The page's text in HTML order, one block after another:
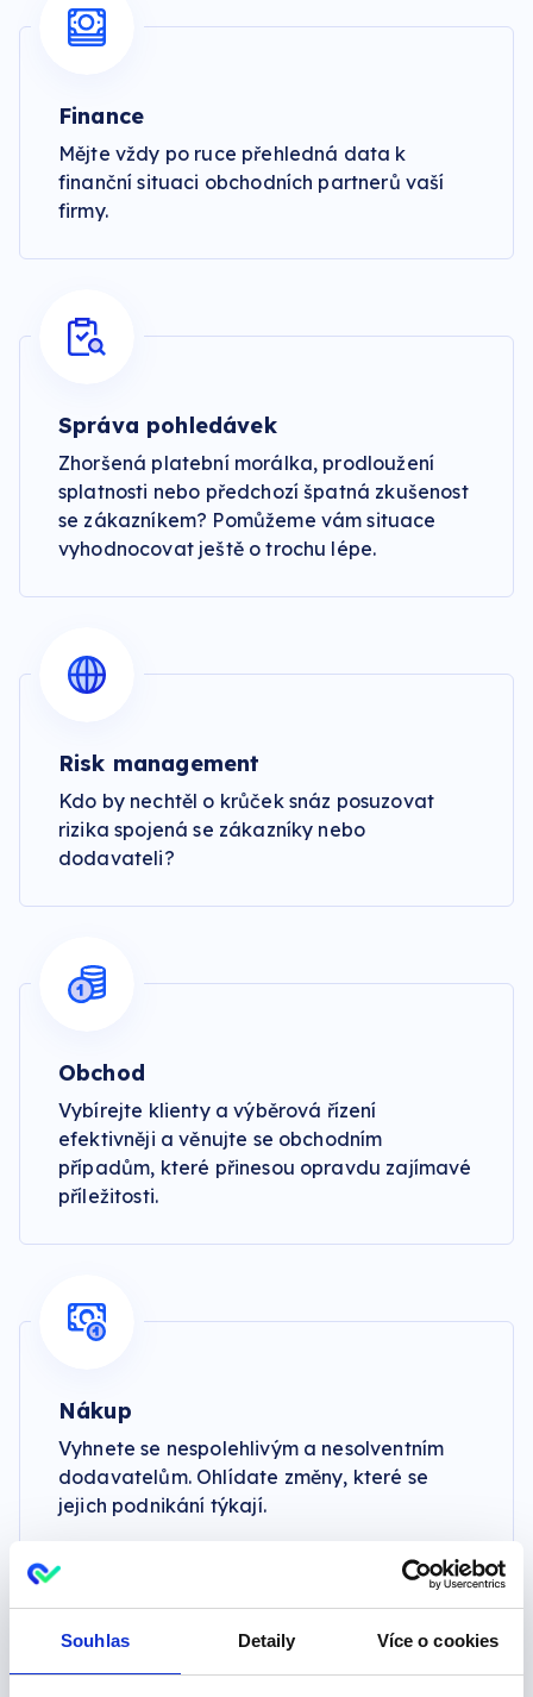
Souhlas Detaily Více o cookies
Finance
Mějte vždy po ruce přehledná data k
finanční situaci obchodních partnerů vaší
firmy.
Správa pohledávek
Zhoršená platební morálka, prodloužení
splatnosti nebo předchozí špatná zkušenost
se zákazníkem? Pomůžeme vám situace
vyhodnocovat ještě o trochu lépe.
Risk management
Kdo by nechtěl o krůček snáz posuzovat
rizika spojená se zákazníky nebo
dodavateli?
Obchod
Vybírejte klienty a výběrová řízení
efektivněji a věnujte se obchodním
případům, které přinesou opravdu zajímavé
příležitosti.
Nákup
Vyhnete se nespolehlivým a nesolventním
dodavatelům. Ohlídate změny, které se
jejich podnikání týkají.